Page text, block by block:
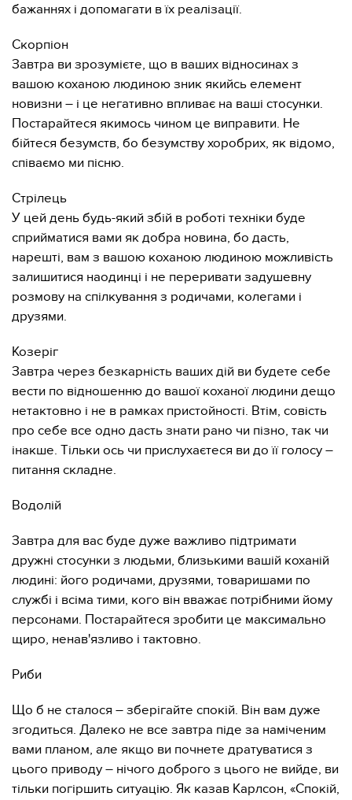
бажаннях і допомагати в їх реалізації.
Скорпіон
Завтра ви зрозумієте, що в ваших відносинах з
вашою коханою людиною зник якийсь елемент
новизни – і це негативно впливає на ваші стосунки.
Постарайтеся якимось чином це виправити. Не
бійтеся безумств, бо безумству хоробрих, як відомо,
співаємо ми пісню.
Стрілець
У цей день будь-який збій в роботі техніки буде
сприйматися вами як добра новина, бо дасть,
нарешті, вам з вашою коханою людиною можливість
залишитися наодинці і не переривати задушевну
розмову на спілкування з родичами, колегами і
друзями.
Козеріг
Завтра через безкарність ваших дій ви будете себе
вести по відношенню до вашої коханої людини дещо
нетактовно і не в рамках пристойності. Втім, совість
про себе все одно дасть знати рано чи пізно, так чи
інакше. Тільки ось чи прислухаєтеся ви до її голосу –
питання складне.
Водолій
Завтра для вас буде дуже важливо підтримати
дружні стосунки з людьми, близькими вашій коханій
людині: його родичами, друзями, товаришами по
службі і всіма тими, кого він вважає потрібними йому
персонами. Постарайтеся зробити це максимально
щиро, ненав'язливо і тактовно.
Риби
Що б не сталося – зберігайте спокій. Він вам дуже
згодиться. Далеко не все завтра піде за наміченим
вами планом, але якщо ви почнете дратуватися з
цього приводу – нічого доброго з цього не вийде, ви
тільки погіршить ситуацію. Як казав Карлсон, «Спокій,